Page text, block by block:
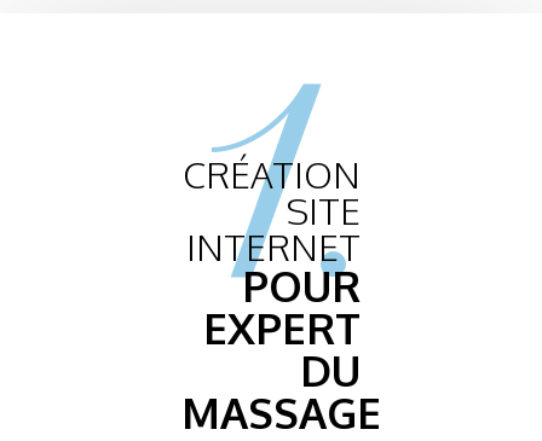
1.
CRÉATION
SITE
INTERNET
POUR
EXPERT
DU
MASSAGE